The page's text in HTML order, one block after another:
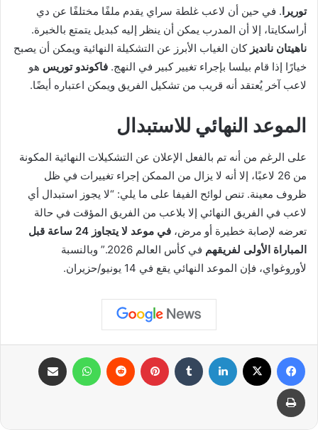
توريرا. في حين أن لاعب غلطة سراي يقدم ملفًا مختلفًا عن دي
أراسكايتا، إلا أن المدرب يمكن أن ينظر إليه كبديل يتمتع بالخبرة.
ناهيتان نانديز كان الغياب الأبرز عن التشكيلة النهائية ويمكن أن يصبح
خيارًا إذا قام بيلسا بإجراء تغيير كبير في النهج. فاكوندو توريس هو
لاعب آخر يُعتقد أنه قريب من تشكيل الفريق ويمكن اعتباره أيضًا.
الموعد النهائي للاستبدال
على الرغم من أنه تم بالفعل الإعلان عن التشكيلات النهائية المكونة
من 26 لاعبًا، إلا أنه لا يزال من الممكن إجراء تغييرات في ظل
ظروف معينة. تنص لوائح الفيفا على ما يلي: “لا يجوز استبدال أي
لاعب في الفريق النهائي إلا بلاعب من الفريق المؤقت في حالة
تعرضه لإصابة خطيرة أو مرض،
في موعد لا يتجاوز 24 ساعة قبل
المباراة الأولى لفريقهم
في كأس العالم 2026.” وبالنسبة
لأوروغواي، فإن الموعد النهائي يقع في 14 يونيو/حزيران.
فيسبوك لينكدإن بينتيريست واتساب
طباعة